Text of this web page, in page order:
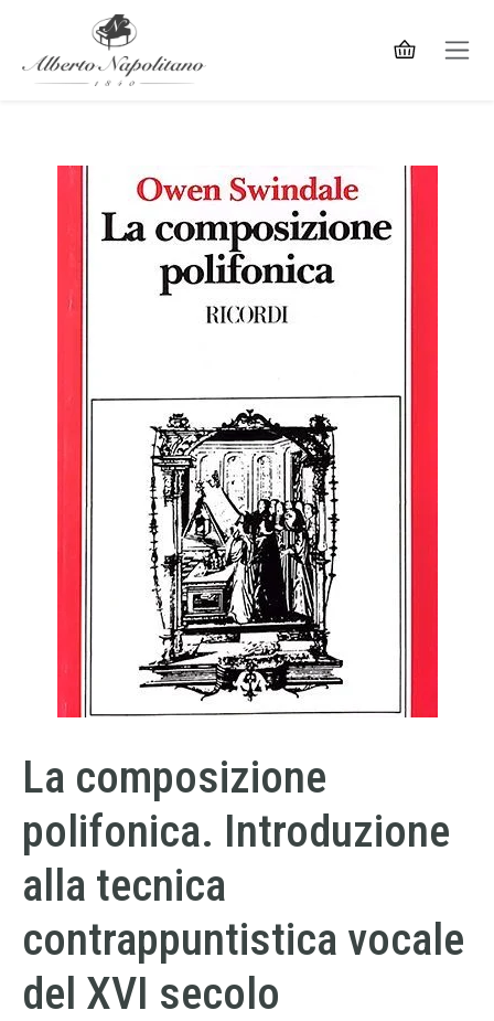
La composizione
polifonica. Introduzione
alla tecnica
contrappuntistica vocale
del XVI secolo